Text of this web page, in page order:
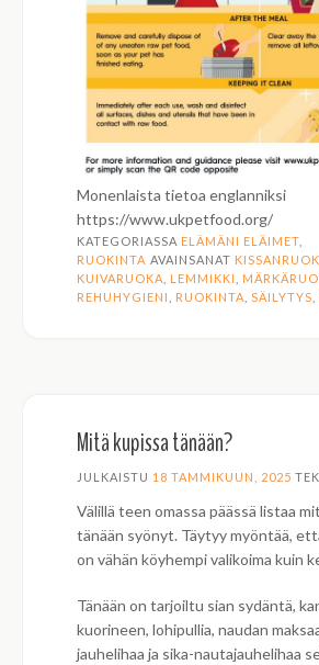
Monenlaista tietoa englanniksi
https://www.ukpetfood.org/
KATEGORIASSA ELÄMÄNI ELÄIMET
RUOKINTA AVAINSANAT
KUIVARUOKA
LEMMIKKI
REHUHYGIENI
RUOKINTA SÄILYTYS
Mitä kupissa tänään?
JULKAISTU 18 TAMMIKUUN, 2025
Välillä teen omassa päässä listaa
tänään syönyt. Täytyy myöntää,
on vähän köyhempi valikoima kuin
Tänään on tarjoiltu sian sydäntä,
kuorineen, lohipullia, naudan
jauhelihaa ja sika-nautajauhelihaa